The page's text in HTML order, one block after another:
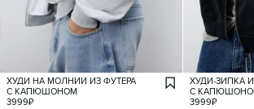
ХУДИ НА МОЛНИИ ИЗ ФУТЕРА
С КАПЮШОНОМ
3999₽
ХУДИ-ЗИПКА
С
3999₽